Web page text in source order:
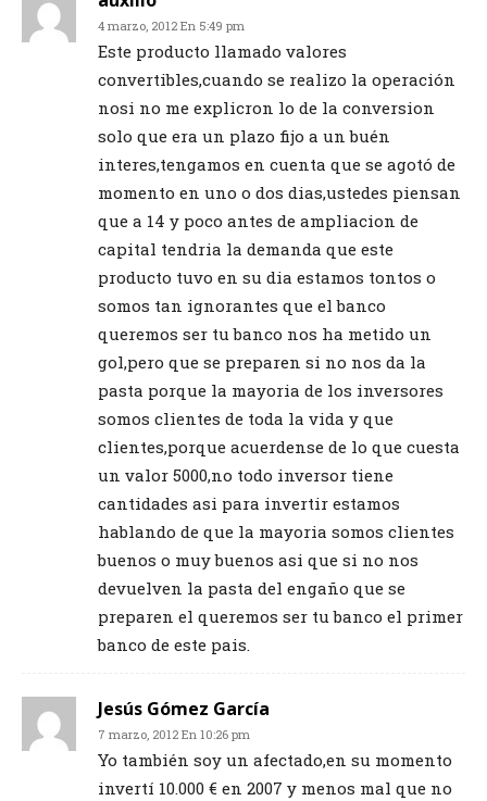
4 marzo, 2012 En 5:49 pm
Este producto llamado valores
convertibles,cuando se realizo la operación
nosi no me explicron lo de la conversion
solo que era un plazo fijo a un buén
interes,tengamos en cuenta que se agotó de
momento en uno o dos dias,ustedes piensan
que a 14 y poco antes de ampliacion de
capital tendria la demanda que este
producto tuvo en su dia estamos tontos o
somos tan ignorantes que el banco
queremos ser tu banco nos ha metido un
gol,pero que se preparen si no nos da la
pasta porque la mayoria de los inversores
somos clientes de toda la vida y que
clientes,porque acuerdense de lo que cuesta
un valor 5000,no todo inversor tiene
cantidades asi para invertir estamos
hablando de que la mayoria somos clientes
buenos o muy buenos asi que si no nos
devuelven la pasta del engaño que se
preparen el queremos ser tu banco el primer
banco de este pais.
Jesús Gómez García
7 marzo, 2012 En 10:26 pm
Yo también soy un afectado,en su momento
invertí 10.000 € en 2007 y menos mal que no